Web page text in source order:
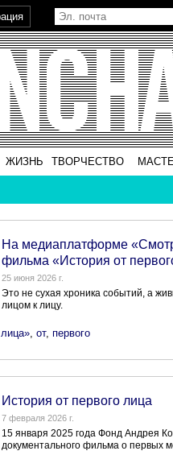
ЖИЗНЬ ТВОРЧЕСТВО
На медиаплатформе
фильма «История от
25 июня 2026 г.
Это не сухая хроника событий, а
лицом к лицу.
лица», от, первого
История от первого лица
7 февраля 2026 г.
15 января 2025 года Фонд Андрея
документального фильма о первых